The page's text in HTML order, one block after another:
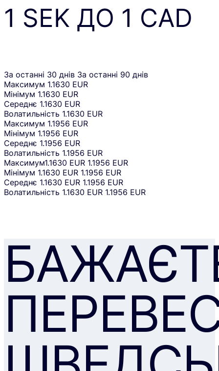
1 SEK ДО 1 CAD
За останні 30 днів За останні 90 днів
Максимум 1.1630 EUR
Мінімум 1.1630 EUR
Середнє 1.1630 EUR
Волатильність 1.1630 EUR
Максимум 1.1956 EUR
Мінімум 1.1956 EUR
Середнє 1.1956 EUR
Волатильність 1.1956 EUR
Максимум1.1630 EUR 1.1956 EUR
Мінімум 1.1630 EUR 1.1956 EUR
Середнє 1.1630 EUR 1.1956 EUR
Волатильність 1.1630 EUR 1.1956 EUR